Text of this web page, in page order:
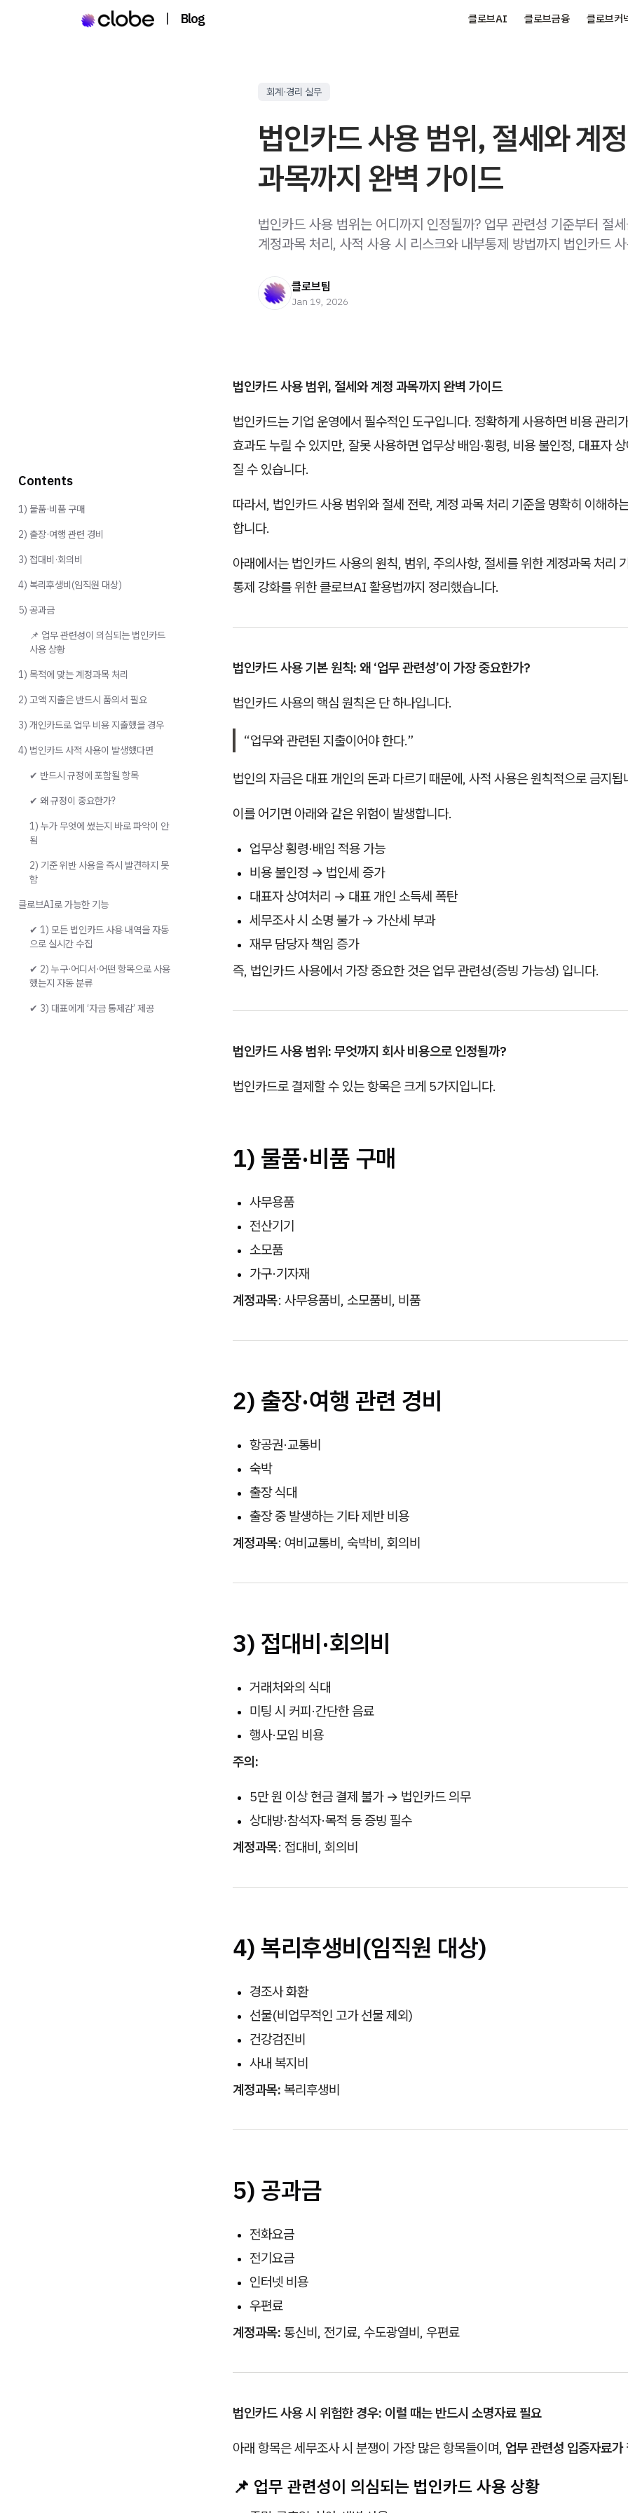
| Blog 클로브AI 클로브금융 클로브커
회계·경리 실무
법인카드 사용 범위, 절세와 계정
과목까지 완벽 가이드
법인카드 사용 범위는 어디까지 인정될까? 업무 관련성 기준부터 절
계정과목 처리, 사적 사용 시 리스크와 내부통제 방법까지 법인카드
클로브팀
Jan 19, 2026
법인카드 사용 범위, 절세와 계정 과목까지 완벽 가이드
법인카드는 기업 운영에서 필수적인 도구입니다. 정확하게 사용하면 비용 관리
효과도 누릴 수 있지만, 잘못 사용하면 업무상 배임·횡령, 비용 불인정, 대표자
질 수 있습니다.
따라서, 법인카드 사용 범위와 절세 전략, 계정 과목 처리 기준을 명확히 이해하
합니다.
아래에서는 법인카드 사용의 원칙, 범위, 주의사항, 절세를 위한 계정과목 처리
통제 강화를 위한 클로브AI 활용법까지 정리했습니다.
법인카드 사용 기본 원칙: 왜 ‘업무 관련성’이 가장 중요한가?
법인카드 사용의 핵심 원칙은 단 하나입니다.
“업무와 관련된 지출이어야 한다.”
법인의 자금은 대표 개인의 돈과 다르기 때문에, 사적 사용은 원칙적으로 금지됩
이를 어기면 아래와 같은 위험이 발생합니다.
업무상 횡령·배임 적용 가능
비용 불인정 → 법인세 증가
대표자 상여처리 → 대표 개인 소득세 폭탄
세무조사 시 소명 불가 → 가산세 부과
재무 담당자 책임 증가
즉, 법인카드 사용에서 가장 중요한 것은 업무 관련성(증빙 가능성) 입니다.
법인카드 사용 범위: 무엇까지 회사 비용으로 인정될까?
법인카드로 결제할 수 있는 항목은 크게 5가지입니다.
1) 물품·비품 구매
사무용품
전산기기
소모품
가구·기자재
계정과목: 사무용품비, 소모품비, 비품
2) 출장·여행 관련 경비
항공권·교통비
숙박
출장 식대
출장 중 발생하는 기타 제반 비용
계정과목: 여비교통비, 숙박비, 회의비
3) 접대비·회의비
거래처와의 식대
미팅 시 커피·간단한 음료
행사·모임 비용
주의:
5만 원 이상 현금 결제 불가 → 법인카드 의무
상대방·참석자·목적 등 증빙 필수
계정과목: 접대비, 회의비
4) 복리후생비(임직원 대상)
경조사 화환
선물(비업무적인 고가 선물 제외)
건강검진비
사내 복지비
계정과목: 복리후생비
5) 공과금
전화요금
전기요금
인터넷 비용
우편료
계정과목: 통신비, 전기료, 수도광열비, 우편료
법인카드 사용 시 위험한 경우: 이럴 때는 반드시 소명자료 필요
아래 항목은 세무조사 시 분쟁이 가장 많은 항목들이며, 업무 관련성 입증자료가
📌 업무 관련성이 의심되는 법인카드 사용 상황
Contents
1) 물품·비품 구매
2) 출장·여행 관련 경비
3) 접대비·회의비
4) 복리후생비(임직원 대상)
5) 공과금
📌 업무 관련성이 의심되는 법인카드
사용 상황
1) 목적에 맞는 계정과목 처리
2) 고액 지출은 반드시 품의서 필요
3) 개인카드로 업무 비용 지출했을 경우
4) 법인카드 사적 사용이 발생했다면
✔ 반드시 규정에 포함될 항목
✔ 왜 규정이 중요한가?
1) 누가 무엇에 썼는지 바로 파악이 안
됨
2) 기준 위반 사용을 즉시 발견하지 못
함
클로브AI로 가능한 기능
✔ 1) 모든 법인카드 사용 내역을 자동
으로 실시간 수집
✔ 2) 누구·어디서·어떤 항목으로 사용
했는지 자동 분류
✔ 3) 대표에게 ‘자금 통제감’ 제공